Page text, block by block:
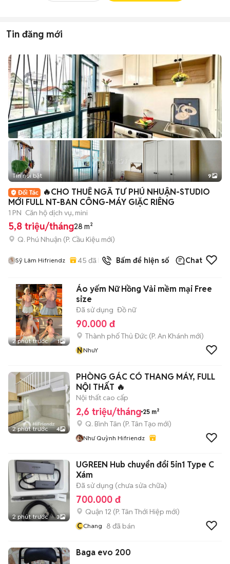
Tin đăng mới
+2
Tin nổi bật 9
🔥CHO THUÊ NGÃ TƯ PHÚ NHUẬN-STUDIO
MỚI FULL NT-BAN CÔNG-MÁY GIẶC RIÊNG
1 PN Căn hộ dịch vụ, mini
5,8 triệu/tháng28 m²
Q. Phú Nhuận (P. Cầu Kiệu mới)
Sỹ Lâm Hifriendz 45 đã bán Bấm để hiện số Chat
2 phút trước 1
Áo yếm Nữ Hồng Vải mềm mại Free
size
Đã sử dụng Đồ nữ
90.000 đ
Thành phố Thủ Đức (P. An Khánh mới)
NNhuY
2 phút trước 4
PHÒNG GÁC CÓ THANG MÁY, FULL
NỘI THẤT 🔥
Nội thất cao cấp
2,6 triệu/tháng 25 m²
Q. Bình Tân (P. Tân Tạo mới)
Như Quỳnh Hifriendz
2 phút trước 3
UGREEN Hub chuyển đổi 5in1 Type C
Xám
Đã sử dụng (chưa sửa chữa)
700.000 đ
Quận 12 (P. Tân Thới Hiệp mới)
CChang 8 đã bán
Baga evo 200